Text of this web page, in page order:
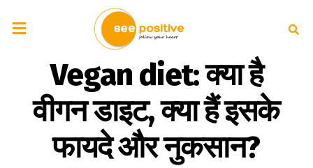
Vegan diet: क्या है
वीगन डाइट, क्या हैं इसके
फायदे और नुकसान?